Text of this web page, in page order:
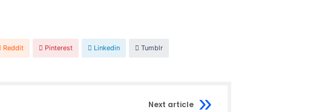
Reddit Pinterest Linkedin Tumblr
Next article